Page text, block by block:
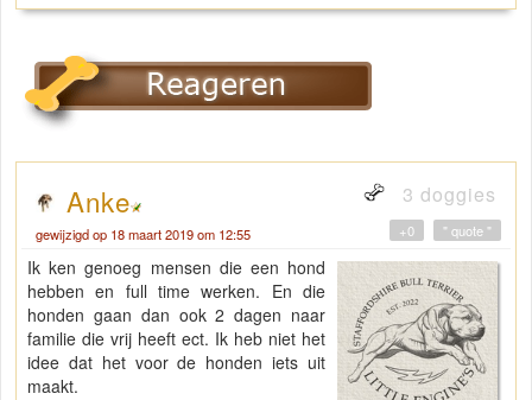
Anke 3 doggies
gewijzigd op 18 maart 2019 om 12:55 " quote "
+0
Ik ken genoeg mensen die een hond
hebben en full time werken. En die
honden gaan dan ook 2 dagen naar
familie die vrij heeft ect. Ik heb niet het
idee dat het voor de honden iets uit
maakt.